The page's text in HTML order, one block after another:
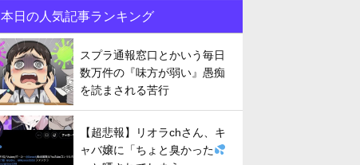
本日の人気記事ランキング
スプラ通報窓口とかいう毎日
数万件の『味方が弱い』愚痴
を読まされる苦行
【超悲報】リオラchさん、キ
ャバ嬢に「ちょと臭かった